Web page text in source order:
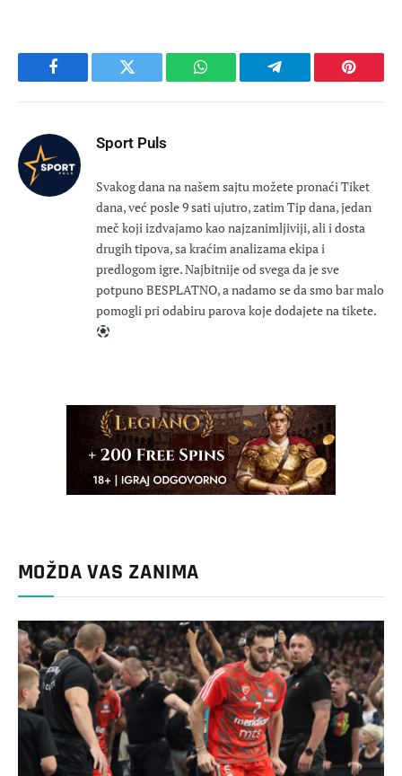
Facebook Twitter WhatsApp Telegram
Sport Puls
Svakog dana na našem sajtu možete pronaći Tiket
dana, već posle 9 sati ujutro, zatim Tip dana, jedan
meč koji izdvajamo kao najzanimljiviji, ali i dosta
drugih tipova, sa kraćim analizama ekipa i
predlogom igre. Najbitnije od svega da je sve
potpuno BESPLATNO, a nadamo se da smo bar malo
pomogli pri odabiru parova koje dodajete na tikete.
MOŽDA VAS ZANIMA